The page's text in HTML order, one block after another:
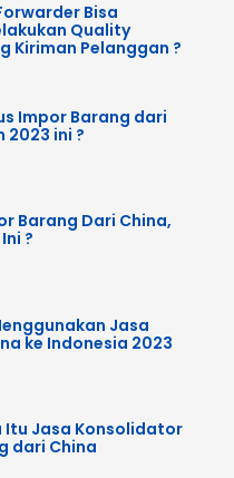
Bisa
Quality
Kiriman Pelanggan ?
Impor Barang dari
2023 ini ?
Barang Dari China,
?
Jasa
ke Indonesia 2023
Itu Jasa Konsolidator
dari China